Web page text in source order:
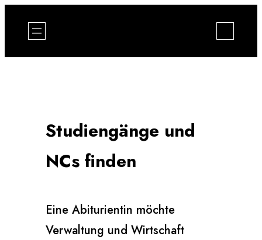
Inhalt
springen
Studiengänge und
NCs finden
Eine Abiturientin möchte
Verwaltung und Wirtschaft